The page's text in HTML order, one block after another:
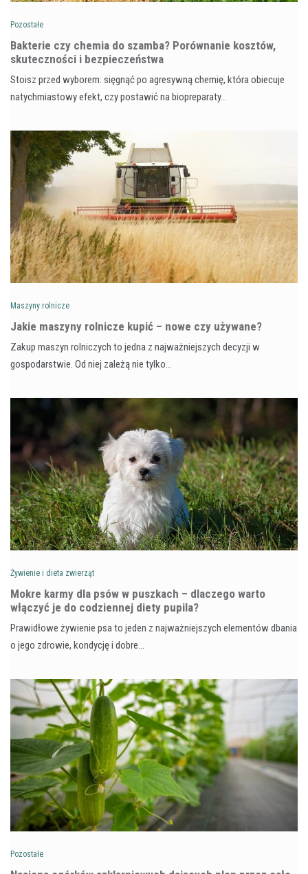
Pozostałe
Bakterie czy chemia do szamba? Porównanie kosztów,
skuteczności i bezpieczeństwa
Stoisz przed wyborem: sięgnąć po agresywną chemię, która obiecuje
natychmiastowy efekt, czy postawić na biopreparaty…
Maszyny rolnicze
Jakie maszyny rolnicze kupić – nowe czy używane?
Zakup maszyn rolniczych to jedna z najważniejszych decyzji w
gospodarstwie. Od niej zależą nie tylko…
Żywienie i dieta zwierząt
Mokre karmy dla psów w puszkach – dlaczego warto
włączyć je do codziennej diety pupila?
Prawidłowe żywienie psa to jeden z najważniejszych elementów dbania
o jego zdrowie, kondycję i dobre…
Pozostałe